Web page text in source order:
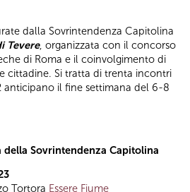
dalla Sovrintendenza Capitolina
Tevere, organizzata con il concorso
di Roma e il coinvolgimento di
cittadine. Si tratta di trenta incontri
anticipano il fine settimana del 6-8
Sovrintendenza Capitolina
Tortora Essere Fiume